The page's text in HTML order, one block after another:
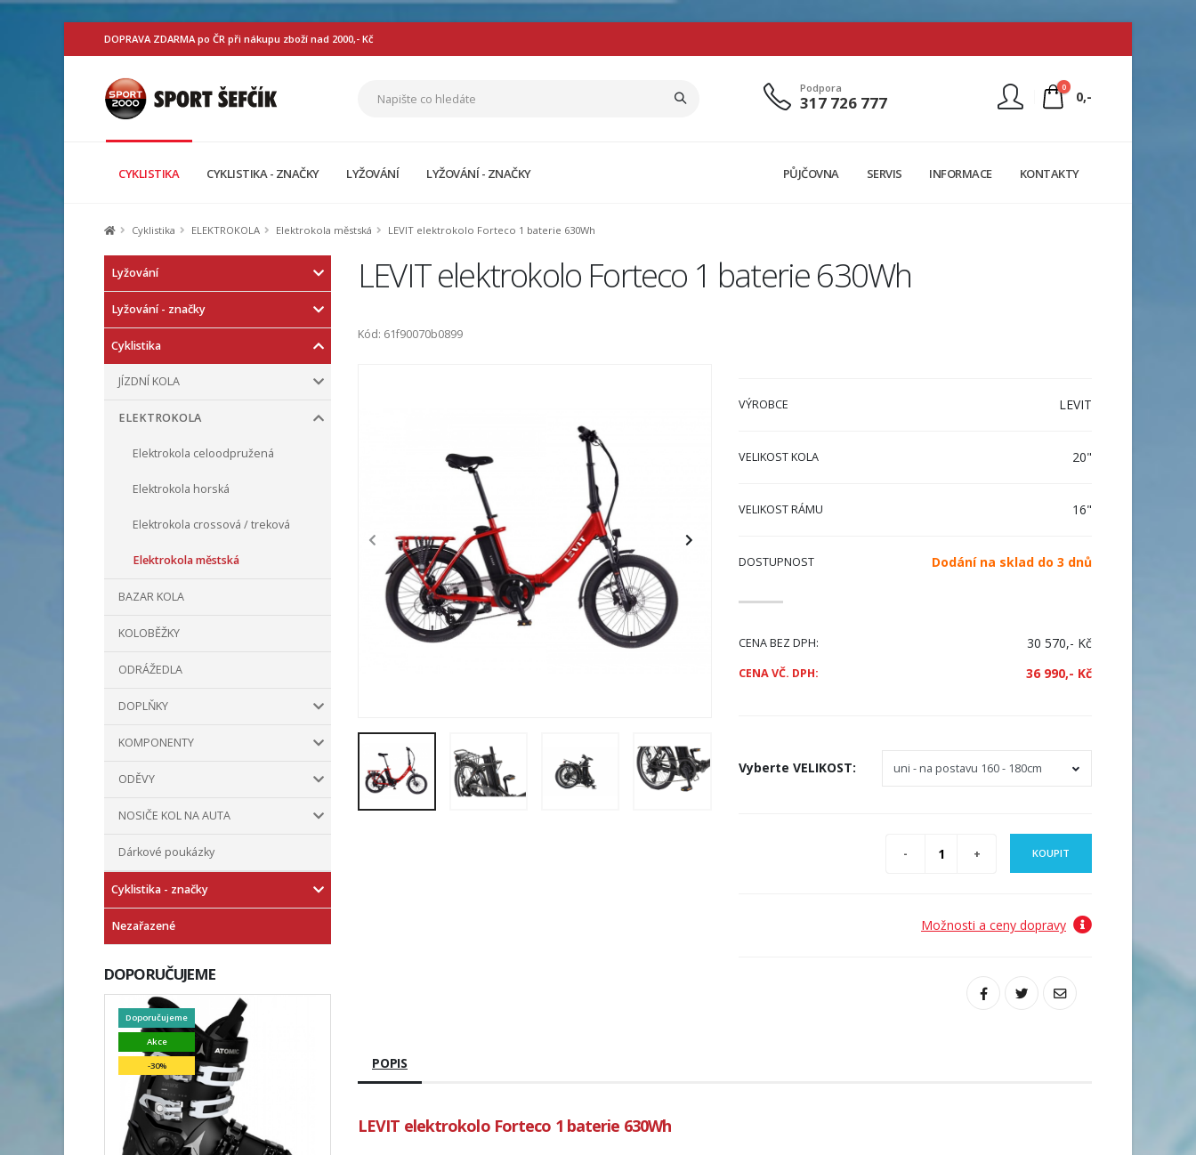
DOPRAVA ZDARMA po ČR při nákupu zboží nad 2000,- Kč
Podpora
317 726 777
0
0,-
Přihlásit
CYKLISTIKA CYKLISTIKA - ZNAČKY LYŽOVÁNÍ LYŽOVÁNÍ - ZNAČKY PŮJČOVNA SERVIS INFORMACE KONTAKTY
Cyklistika ELEKTROKOLA Elektrokola městská LEVIT elektrokolo Forteco 1 baterie 630Wh
Lyžování
Lyžování - značky
Cyklistika
JÍZDNÍ KOLA
ELEKTROKOLA
Elektrokola celoodpružená
Elektrokola horská
Elektrokola crossová / treková
Elektrokola městská
BAZAR KOLA
KOLOBĚŽKY
ODRÁŽEDLA
DOPLŇKY
KOMPONENTY
ODĚVY
NOSIČE KOL NA AUTA
Dárkové poukázky
Cyklistika - značky
Nezařazené
DOPORUČUJEME
Doporučujeme
Akce
-30%
LEVIT elektrokolo Forteco 1 baterie 630Wh
Kód: 61f90070b0899
VÝROBCE LEVIT
VELIKOST KOLA 20"
VELIKOST RÁMU 16"
DOSTUPNOST Dodání na sklad do 3 dnů
CENA BEZ DPH: 30 570,- Kč
CENA VČ. DPH: 36 990,- Kč
Vyberte VELIKOST:
KOUPIT
Možnosti a ceny dopravy
POPIS
LEVIT elektrokolo Forteco 1 baterie 630Wh